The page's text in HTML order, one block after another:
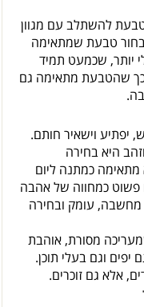
להשתלב עם מגוון
טבעת שמתאימה
יותר, שכמעט תמיד
שהטבעת מתאימה גם
וישאיר חותם.
, כסף וזהב היא בחירה
כמתנה ליום
פשוט כמחווה של אהבה
עומק ובחירה
מסורת, אוהבת
יפים וגם בעלי תוכן.
אלא גם זוכרים.